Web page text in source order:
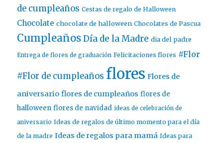
de cumpleaños Cestas de regalo de Halloween
Chocolate chocolate de halloween Chocolates de Pascua
Cumpleaños Día de la Madre dia del padre
Entrega de flores de graduación Felicitaciones flores #Flor
#Flor de cumpleaños flores Flores de
aniversario flores de cumpleaños flores de
halloween flores de navidad ideas de celebración de
aniversario Ideas de regalos de último momento para el día
de la madre Ideas de regalos para mamá Ideas para